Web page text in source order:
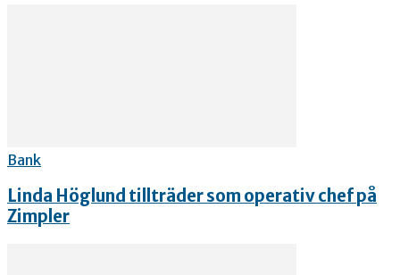
Bank
Linda Höglund tillträder som operativ chef på
Zimpler